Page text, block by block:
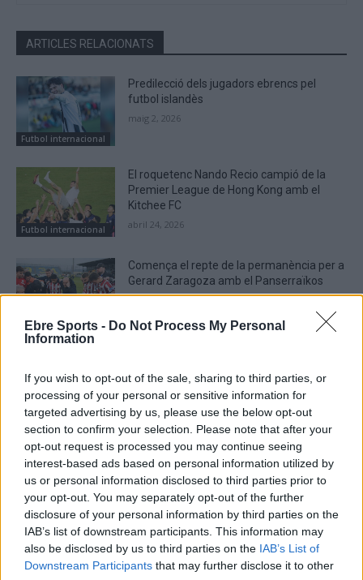
Ebre Sports - Do Not Process My Personal
Information
If you wish to opt-out of the sale, sharing to third parties, or
processing of your personal or sensitive information for
targeted advertising by us, please use the below opt-out
section to confirm your selection. Please note that after your
opt-out request is processed you may continue seeing
interest-based ads based on personal information utilized by
us or personal information disclosed to third parties prior to
your opt-out. You may separately opt-out of the further
disclosure of your personal information by third parties on the
IAB’s list of downstream participants. This information may
also be disclosed by us to third parties on the IAB’s List of
Downstream Participants that may further disclose it to other
ARTICLES RELACIONATS
Futbol internacional
Predilecció dels jugadors ebrencs pel
futbol islandès
maig 2, 2026
Futbol internacional
El roquetenc Nando Recio campió de la
Premier League de Hong Kong amb el
Kitchee FC
abril 24, 2026
Futbol internacional
Comença el repte de la permanència per a
Gerard Zaragoza amb el Panserraïkos
abril 11, 2026
DEIXA UNA RESPOSTA
Comentari: